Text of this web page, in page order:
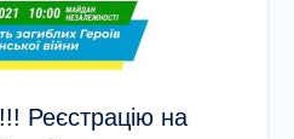
Реєстрацію на